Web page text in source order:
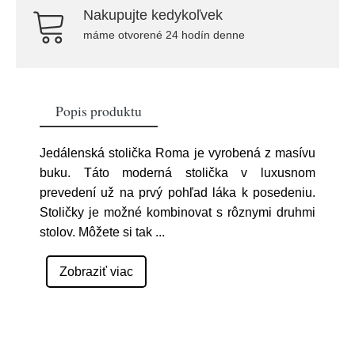
Nakupujte kedykoľvek
máme otvorené 24 hodín denne
Popis produktu
Jedálenská stolička Roma je vyrobená z masívu
buku. Táto moderná stolička v luxusnom
prevedení už na prvý pohľad láka k posedeniu.
Stoličky je možné kombinovat s rôznymi druhmi
stolov. Môžete si tak ...
Zobraziť viac